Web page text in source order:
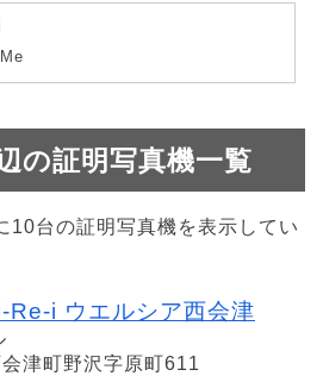
の証明写真機一覧
10台の証明写真機を表示してい
Re-i ウエルシア西会津
津町野沢字原町611